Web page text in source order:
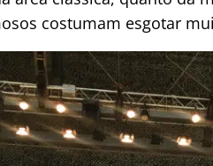
costumam esgotar